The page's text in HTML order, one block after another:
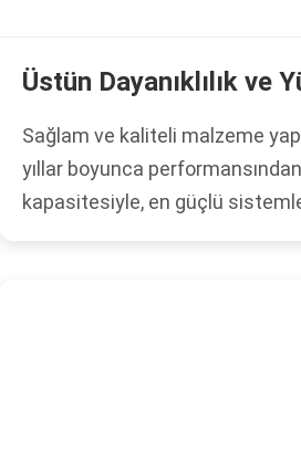
Üstün Dayanıklılık ve
Sağlam ve kaliteli malzeme
yıllar boyunca
kapasitesiyle, en güçlü